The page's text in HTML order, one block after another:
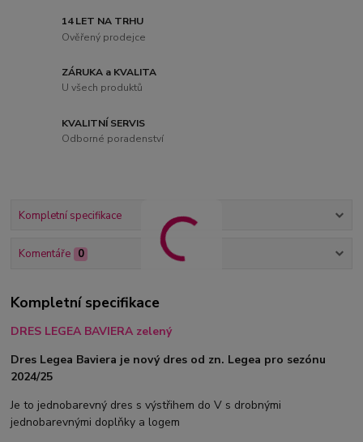
14 LET NA TRHU
Ověřený prodejce
ZÁRUKA a KVALITA
U všech produktů
KVALITNÍ SERVIS
Odborné poradenství
Kompletní specifikace
Komentáře 0
Kompletní specifikace
DRES LEGEA BAVIERA zelený
Dres Legea Baviera je nový dres od zn. Legea pro sezónu
2024/25
Je to jednobarevný dres s výstřihem do V s drobnými
jednobarevnými doplňky a logem